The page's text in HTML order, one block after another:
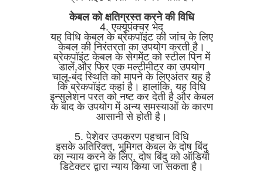
केबल को क्षतिग्रस्त करने की विधि
4. एक्यूपंक्चर भेद
यह विधि केबल के ब्रेकपॉइंट की जांच के लिए
केबल की निरंतरता का उपयोग करती है।
ब्रेकपॉइंट केबल के सेगमेंट को स्टील पिन में
डालें,और फिर एक मल्टीमीटर का उपयोग
चालू-बंद स्थिति को मापने के लिएअंतर यह है
कि ब्रेकपॉइंट कहां है। हालांकि, यह विधि
इन्सुलेशन परत को नष्ट कर देती है और केबल
के बाद के उपयोग में अन्य समस्याओं के कारण
आसानी से होती है।
5. पेशेवर उपकरण पहचान विधि
इसके अतिरिक्त, भूमिगत केबल के दोष बिंदु
का न्याय करने के लिए, दोष बिंदु को ऑडियो
डिटेक्टर द्वारा न्याय किया जा सकता है।